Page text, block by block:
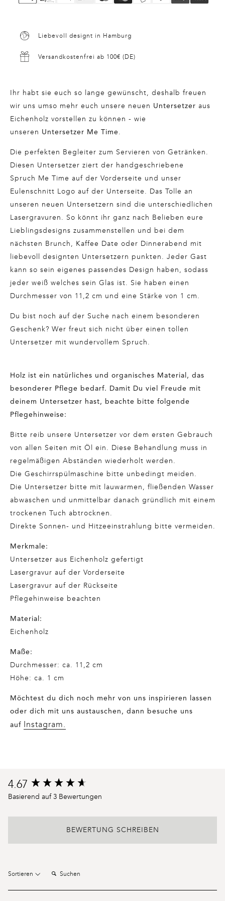
Liebevoll designt in Hamburg
Versandkostenfrei ab 100€ (DE)
Ihr habt sie euch so lange gewünscht, deshalb freuen
wir uns umso mehr euch unsere neuen Untersetzer aus
Eichenholz vorstellen zu können - wie
unseren Untersetzer Me Time .
Die perfekten Begleiter zum Servieren von Getränken.
Diesen Untersetzer ziert der handgeschriebene
Spruch Me Time auf der Vorderseite und unser
Eulenschnitt Logo auf der Unterseite. Das Tolle an
unseren neuen Untersetzern sind die unterschiedlichen
Lasergravuren. So könnt ihr ganz nach Belieben eure
Lieblingsdesigns zusammenstellen und bei dem
nächsten Brunch, Kaffee Date oder Dinnerabend mit
liebevoll designten Untersetzern punkten. Jeder Gast
kann so sein eigenes passendes Design haben, sodass
jeder weiß welches sein Glas ist. Sie haben einen
Durchmesser von 11,2 cm und eine Stärke von 1 cm.
Du bist noch auf der Suche nach einem besonderen
Geschenk? Wer freut sich nicht über einen tollen
Untersetzer mit wundervollem Spruch.
Holz ist ein natürliches und organisches Material, das
besonderer Pflege bedarf. Damit Du viel Freude mit
deinem Untersetzer hast, beachte bitte folgende
Pflegehinweise:
Bitte reib unsere Untersetzer vor dem ersten Gebrauch
von allen Seiten mit Öl ein. Diese Behandlung muss in
regelmäßigen Abständen wiederholt werden.
Die Geschirrspülmaschine bitte unbedingt meiden.
Die Untersetzer bitte mit lauwarmen, fließenden Wasser
abwaschen und unmittelbar danach gründlich mit einem
trockenen Tuch abtrocknen.
Direkte Sonnen- und Hitzeeinstrahlung bitte vermeiden.
Merkmale:
Untersetzer aus Eichenholz gefertigt
Lasergravur auf der Vorderseite
Lasergravur auf der Rückseite
Pflegehinweise beachten
Material:
Eichenholz
Maße:
Durchmesser: ca. 11,2 cm
Höhe: ca. 1 cm
Möchtest du dich noch mehr von uns inspirieren lassen
oder dich mit uns austauschen, dann besuche uns
auf Instagram.
reviews
4.67
Basierend auf 3 Bewertungen
BEWERTUNG SCHREIBEN
Sortieren
New content loaded